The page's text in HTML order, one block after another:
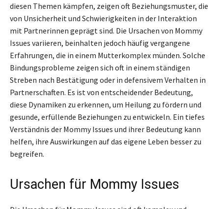
diesen Themen kämpfen, zeigen oft Beziehungsmuster, die
von Unsicherheit und Schwierigkeiten in der Interaktion
mit Partnerinnen geprägt sind. Die Ursachen von Mommy
Issues variieren, beinhalten jedoch häufig vergangene
Erfahrungen, die in einem Mutterkomplex münden. Solche
Bindungsprobleme zeigen sich oft in einem ständigen
Streben nach Bestätigung oder in defensivem Verhalten in
Partnerschaften. Es ist von entscheidender Bedeutung,
diese Dynamiken zu erkennen, um Heilung zu fördern und
gesunde, erfüllende Beziehungen zu entwickeln. Ein tiefes
Verständnis der Mommy Issues und ihrer Bedeutung kann
helfen, ihre Auswirkungen auf das eigene Leben besser zu
begreifen.
Ursachen für Mommy Issues